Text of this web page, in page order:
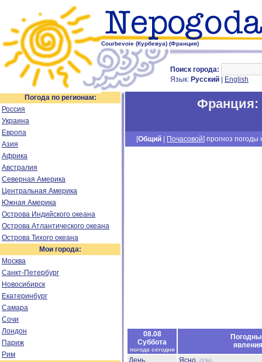
Courbevoie (Курбевуа) (Франция)
Поиск города:
Язык: Русский English
Погода по регионам:
Россия
Украина
Европа
Азия
Африка
Австралия
Северная Америка
Центральная Америка
Южная Америка
Острова Индийского океана
Острова Атлантического океана
Острова Тихого океана
Мои города:
Москва
Санкт-Петербург
Новосибирск
Екатеринбург
Самара
Сочи
Лондон
Париж
Рим
Франция:
[Общий Почасовой] прогноз погоды
08.08
Суббота
погода сегодня
явления
День
Ясно. (1%)